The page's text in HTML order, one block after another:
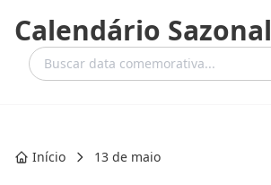
Calendário Sazonal
Início 13 de maio